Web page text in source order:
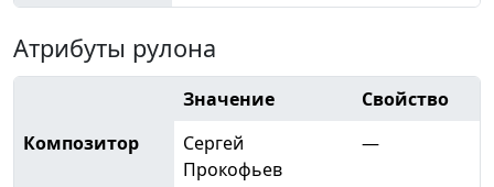
Атрибуты рулона
Значение
Свойство
Композитор
Сергей
Прокофьев
—